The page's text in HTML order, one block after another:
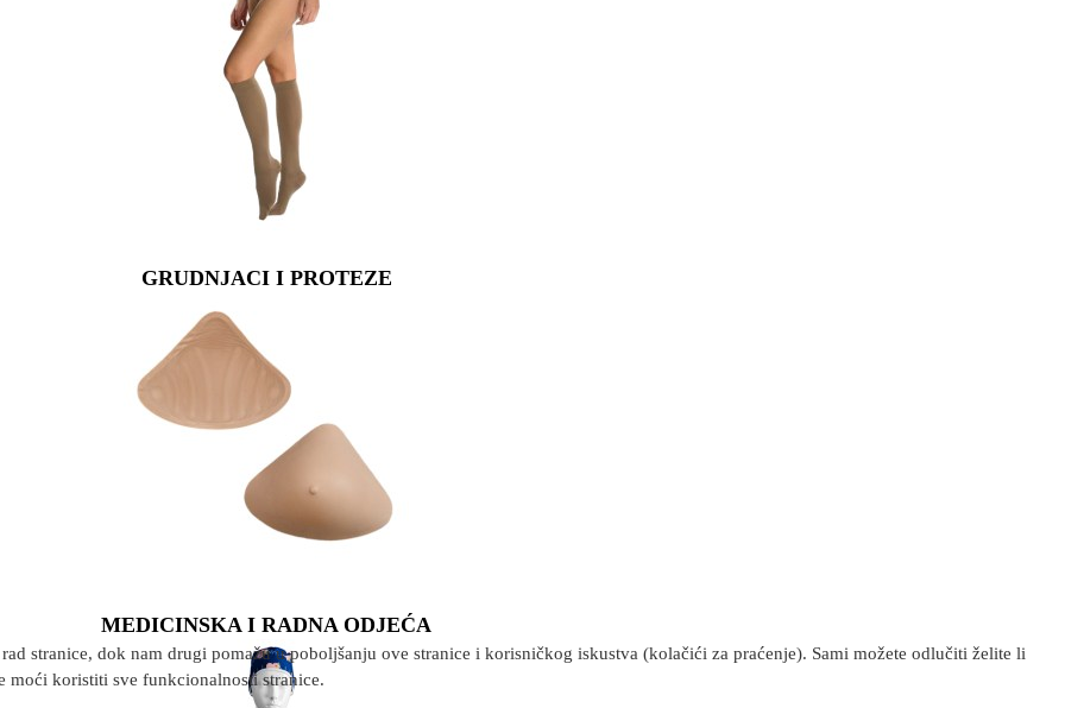
GRUDNJACI I PROTEZE
MEDICINSKA I RADNA ODJEĆA
stranice, dok nam drugi pomažu u poboljšanju ove stranice i korisničkog iskustva (kolačići za praćenje). Sami možete odlučiti želite li
moći koristiti sve funkcionalnosti stranice.